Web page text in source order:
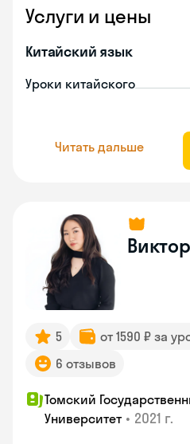
Услуги и цены
Китайский язык
Уроки китайского
Читать дальше
5 от 1590 ₽ за
6 отзывов
Томский
Университет • 2021 г.